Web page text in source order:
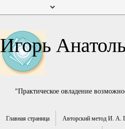
Игорь
"Практическое овладение
Главная страница Авторский метод И. А.